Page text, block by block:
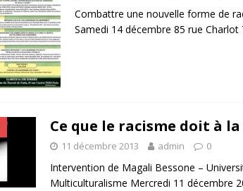
Combattre une nouvelle forme de
Samedi 14 décembre 85 rue
Ce que le racisme doit à
11 décembre 2013 admin 0
Intervention de Magali Bessone –
Multiculturalisme Mercredi 11 décembre